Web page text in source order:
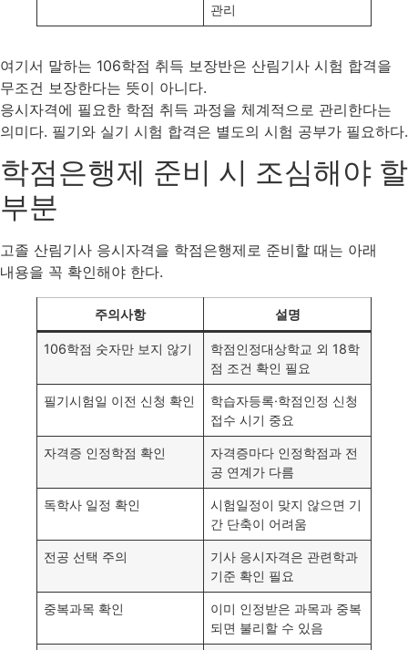
관리
여기서 말하는 106학점 취득 보장반은 산림기사 시험 합격을
무조건 보장한다는 뜻이 아니다.
응시자격에 필요한 학점 취득 과정을 체계적으로 관리한다는
의미다. 필기와 실기 시험 합격은 별도의 시험 공부가 필요하다.
학점은행제 준비 시 조심해야 할
부분
고졸 산림기사 응시자격을 학점은행제로 준비할 때는 아래
내용을 꼭 확인해야 한다.
주의사항 설명
106학점 숫자만 보지 않기
학점인정대상학교 외 18학
점 조건 확인 필요
필기시험일 이전 신청 확인
학습자등록·학점인정 신청
접수 시기 중요
자격증 인정학점 확인
자격증마다 인정학점과 전
공 연계가 다름
독학사 일정 확인
시험일정이 맞지 않으면 기
간 단축이 어려움
전공 선택 주의
기사 응시자격은 관련학과
기준 확인 필요
중복과목 확인
이미 인정받은 과목과 중복
되면 불리할 수 있음